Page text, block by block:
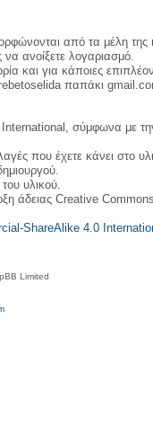
από τα μέλη της
ανοίξετε λογαριασμό.
και για κάποιες
παπάκι
σύμφωνα με την
που έχετε κάνει στο
υλικού.
Creative Commons
ShareAlike 4.0
Limited